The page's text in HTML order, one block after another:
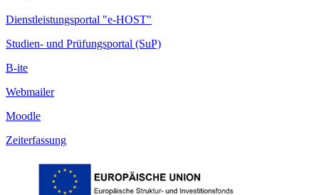
Dienstleistungsportal "e-HOST"
Studien- und Prüfungsportal (SuP)
B-ite
Webmailer
Moodle
Zeiterfassung